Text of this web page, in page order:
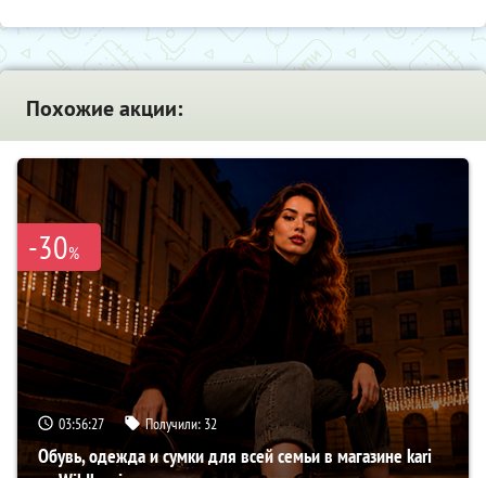
Похожие акции:
-30%
03:56:26 Получили: 32
Обувь, одежда и сумки для всей семьи в магазине kari